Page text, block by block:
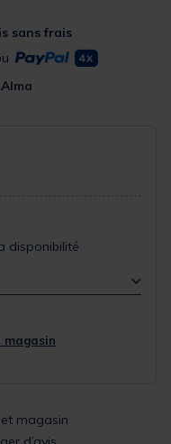
sans frais
disponibilité
magasin
magasin